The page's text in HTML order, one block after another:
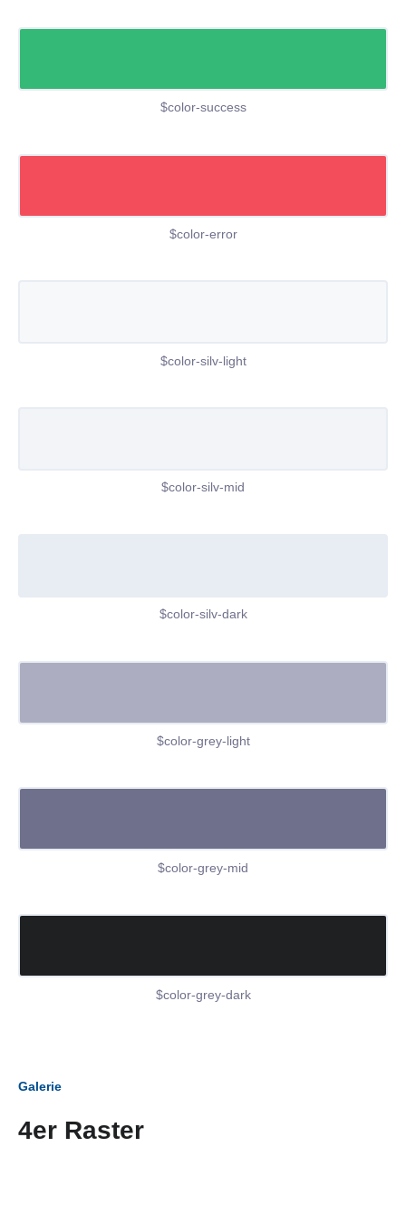
$color-success
$color-error
$color-silv-light
$color-silv-mid
$color-silv-dark
$color-grey-light
$color-grey-mid
$color-grey-dark
Galerie
4er Raster